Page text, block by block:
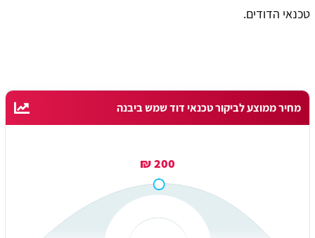
טכנאי הדודים.
מחיר ממוצע לביקור טכנאי דוד שמש ביבנה
200 ₪